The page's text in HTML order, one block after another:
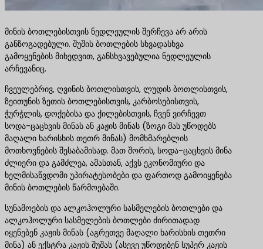
მინის ბოთლებისთვის ნედლეულის შერჩევა არ არის
განზოგადებული. შუშის ბოთლების სხვადასხვა
გამოყენების მიხედვით, განსხვავებულია ნედლეულის
არჩევანიც.
ჩვეულებრივ, ღვინის ბოთლისთვის, ლუდის ბოთლისთვის,
ზეითუნის ზეთის ბოთლებისთვის, კარბოსებისთვის,
ჭურჭლის, დოქებისა და ქილებისთვის, ჩვენ ვირჩევთ
სოდა-ცაცხვის მინას ან კაჟის მინას (ზოგი მას უწოდებს
მაღალი ხარისხის თეთრ მინას) მომხმარებლის
მოთხოვნების შესაბამისად. მათ შორის, სოდა-ცაცხვის მინა
ძლიერი და გამძლეა, ამასთან, აქვს ეკონომიური და
ხელმისაწვდომი უპირატესობები და ფართოდ გამოიყენება
მინის ბოთლების წარმოებაში.
სუნამოების და ალკოჰოლური სასმელების ბოთლები და
ალკოჰოლური სასმელების ბოთლები ძირითადად
იყენებენ კაჟის მინას (აგრეთვე მაღალი ხარისხის თეთრი
მინა) ან ექსტრა კაჟის შუშას (ასევე უწოდებენ სუპერ კაჟის